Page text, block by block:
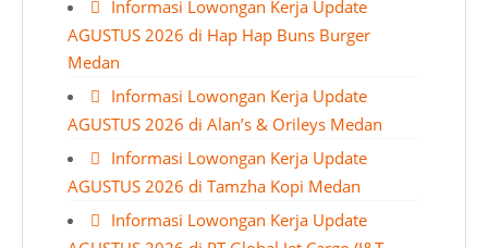
Informasi Lowongan Kerja Update
AGUSTUS 2026 di Hap Hap Buns Burger
Medan
Informasi Lowongan Kerja Update
AGUSTUS 2026 di Alan’s & Orileys Medan
Informasi Lowongan Kerja Update
AGUSTUS 2026 di Tamzha Kopi Medan
Informasi Lowongan Kerja Update